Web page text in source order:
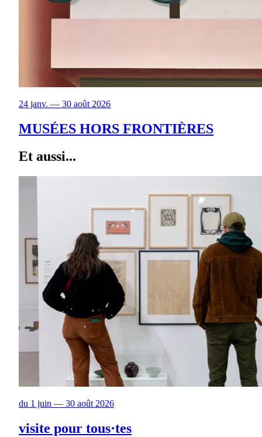
24 janv. — 30 août 2026
MUSÉES HORS FRONTIÈRES
Et aussi...
du 1 juin — 30 août 2026
visite pour tous·tes